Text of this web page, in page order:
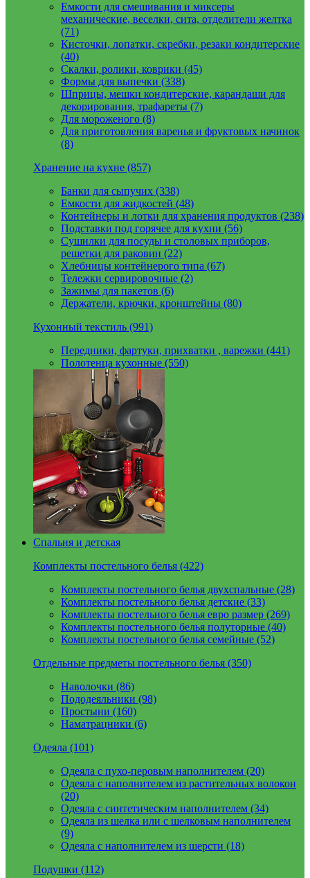
Емкости для смешивания и миксеры
механические, веселки, сита, отделители желтка
(71)
Кисточки, лопатки, скребки, резаки кондитерские
(40)
Скалки, ролики, коврики (45)
Формы для выпечки (338)
Шприцы, мешки кондитерские, карандаши для
декорирования, трафареты (7)
Для мороженого (8)
Для приготовления варенья и фруктовых начинок
(8)
Хранение на кухне (857)
Банки для сыпучих (338)
Емкости для жидкостей (48)
Контейнеры и лотки для хранения продуктов (238)
Подставки под горячее для кухни (56)
Сушилки для посуды и столовых приборов,
решетки для раковин (22)
Хлебницы контейнерого типа (67)
Тележки сервировочные (2)
Зажимы для пакетов (6)
Держатели, крючки, кронштейны (80)
Кухонный текстиль (991)
Передники, фартуки, прихватки , варежки (441)
Полотенца кухонные (550)
Спальня и детская
Комплекты постельного белья (422)
Комплекты постельного белья двухспальные (28)
Комплекты постельного белья детские (33)
Комплекты постельного белья евро размер (269)
Комплекты постельного белья полуторные (40)
Комплекты постельного белья семейные (52)
Отдельные предметы постельного белья (350)
Наволочки (86)
Пододеяльники (98)
Простыни (160)
Наматрацники (6)
Одеяла (101)
Одеяла с пухо-перовым наполнителем (20)
Одеяла с наполнителем из растительных волокон
(20)
Одеяла с синтетическим наполнителем (34)
Одеяла из шелка или с шелковым наполнителем
(9)
Одеяла с наполнителем из шерсти (18)
Подушки (112)